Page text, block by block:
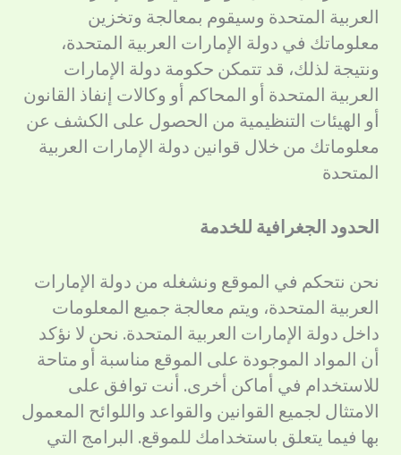
العربية المتحدة وسيقوم بمعالجة وتخزين
معلوماتك في دولة الإمارات العربية المتحدة،
ونتيجة لذلك، قد تتمكن حكومة دولة الإمارات
العربية المتحدة أو المحاكم أو وكالات إنفاذ القانون
أو الهيئات التنظيمية من الحصول على الكشف عن
معلوماتك من خلال قوانين دولة الإمارات العربية
المتحدة
الحدود الجغرافية للخدمة
نحن نتحكم في الموقع ونشغله من دولة الإمارات
العربية المتحدة، ويتم معالجة جميع المعلومات
داخل دولة الإمارات العربية المتحدة. نحن لا نؤكد
أن المواد الموجودة على الموقع مناسبة أو متاحة
للاستخدام في أماكن أخرى. أنت توافق على
الامتثال لجميع القوانين والقواعد واللوائح المعمول
بها فيما يتعلق باستخدامك للموقع. البرامج التي